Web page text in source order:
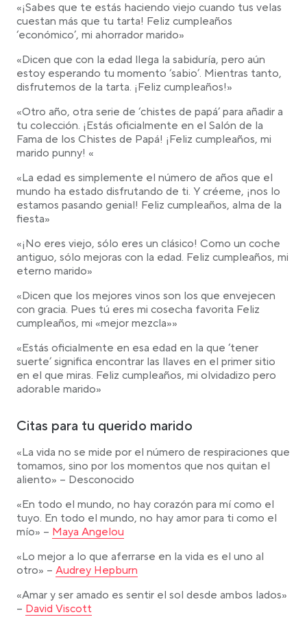
«¡Sabes que te estás haciendo viejo cuando tus velas
cuestan más que tu tarta! Feliz cumpleaños
‘económico’, mi ahorrador marido»
«Dicen que con la edad llega la sabiduría, pero aún
estoy esperando tu momento ‘sabio’. Mientras tanto,
disfrutemos de la tarta. ¡Feliz cumpleaños!»
«Otro año, otra serie de ‘chistes de papá’ para añadir a
tu colección. ¡Estás oficialmente en el Salón de la
Fama de los Chistes de Papá! ¡Feliz cumpleaños, mi
marido punny! «
«La edad es simplemente el número de años que el
mundo ha estado disfrutando de ti. Y créeme, ¡nos lo
estamos pasando genial! Feliz cumpleaños, alma de la
fiesta»
«¡No eres viejo, sólo eres un clásico! Como un coche
antiguo, sólo mejoras con la edad. Feliz cumpleaños, mi
eterno marido»
«Dicen que los mejores vinos son los que envejecen
con gracia. Pues tú eres mi cosecha favorita Feliz
cumpleaños, mi «mejor mezcla»»
«Estás oficialmente en esa edad en la que ‘tener
suerte’ significa encontrar las llaves en el primer sitio
en el que miras. Feliz cumpleaños, mi olvidadizo pero
adorable marido»
Citas para tu querido marido
«La vida no se mide por el número de respiraciones que
tomamos, sino por los momentos que nos quitan el
aliento» – Desconocido
«En todo el mundo, no hay corazón para mí como el
tuyo. En todo el mundo, no hay amor para ti como el
mío» – Link opens in a new tab
Maya Angelou
«Lo mejor a lo que aferrarse en la vida es el uno al
otro» – Link opens in a new tab
Audrey Hepburn
«Amar y ser amado es sentir el sol desde ambos lados»
– Link opens in a new tab
David Viscott